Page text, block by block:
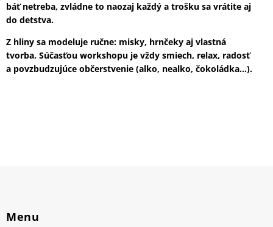
báť netreba, zvládne to naozaj každý a trošku sa vrátite aj
do detstva.
Z hliny sa modeluje ručne: misky, hrnčeky aj vlastná
tvorba. Súčasťou workshopu je vždy smiech, relax, radosť
a povzbudzujúce občerstvenie (alko, nealko, čokoládka…).
Menu